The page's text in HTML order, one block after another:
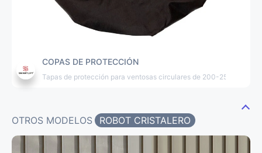
COPAS DE PROTECCIÓN
Tapas de protección para ventosas circulares de 200-250-300-
OTROS MODELOS ROBOT CRISTALERO